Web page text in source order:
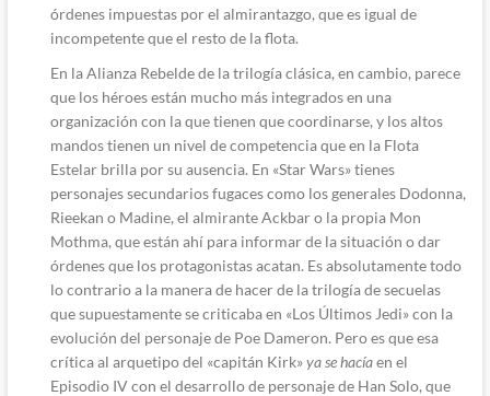
órdenes impuestas por el almirantazgo, que es igual de
incompetente que el resto de la flota.
En la Alianza Rebelde de la trilogía clásica, en cambio, parece
que los héroes están mucho más integrados en una
organización con la que tienen que coordinarse, y los altos
mandos tienen un nivel de competencia que en la Flota
Estelar brilla por su ausencia. En «Star Wars» tienes
personajes secundarios fugaces como los generales Dodonna,
Rieekan o Madine, el almirante Ackbar o la propia Mon
Mothma, que están ahí para informar de la situación o dar
órdenes que los protagonistas acatan. Es absolutamente todo
lo contrario a la manera de hacer de la trilogía de secuelas
que supuestamente se criticaba en «Los Últimos Jedi» con la
evolución del personaje de Poe Dameron. Pero es que esa
crítica al arquetipo del «capitán Kirk»ya se hacíaen el
Episodio IV con el desarrollo de personaje de Han Solo, que